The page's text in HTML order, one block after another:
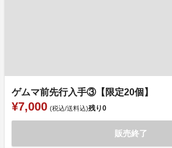
ゲムマ前先行入手③【限定20個】
¥7,000 (税込/送料込)残り0
販売終了